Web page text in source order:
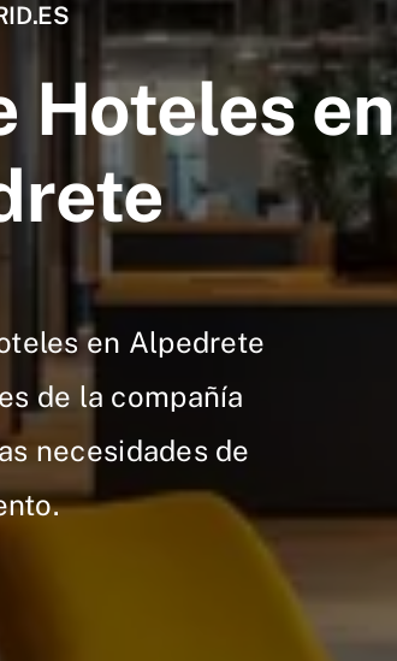
Hoteles en
en Alpedrete
de la compañía
necesidades de